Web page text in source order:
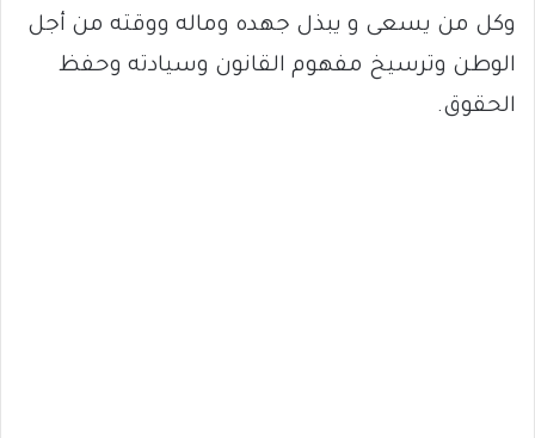
وكل من يسعى و يبذل جهده وماله ووقته من أجل
الوطن وترسيخ مفهوم القانون وسيادته وحفظ
الحقوق.